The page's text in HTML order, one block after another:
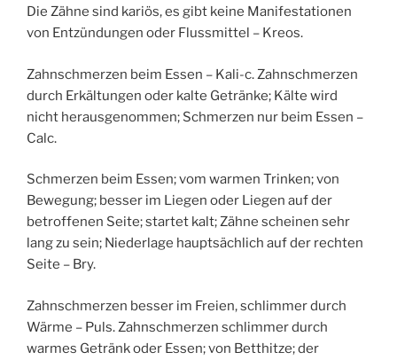
Die Zähne sind kariös, es gibt keine Manifestationen
von Entzündungen oder Flussmittel – Kreos.
Zahnschmerzen beim Essen – Kali-c. Zahnschmerzen
durch Erkältungen oder kalte Getränke; Kälte wird
nicht herausgenommen; Schmerzen nur beim Essen –
Calc.
Schmerzen beim Essen; vom warmen Trinken; von
Bewegung; besser im Liegen oder Liegen auf der
betroffenen Seite; startet kalt; Zähne scheinen sehr
lang zu sein; Niederlage hauptsächlich auf der rechten
Seite – Bry.
Zahnschmerzen besser im Freien, schlimmer durch
Wärme – Puls. Zahnschmerzen schlimmer durch
warmes Getränk oder Essen; von Betthitze; der